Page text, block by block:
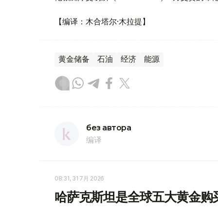
【编译：木合塔尔·木拉提】
黄金储备 石油 经济 能源
без автора
编译
08:31, 31 7月 2026
哈萨克斯坦是全球五大黄金购